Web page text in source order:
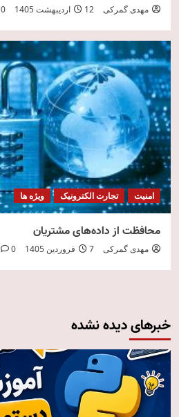
مهدی گمرکی 12 اردیبهشت 1405 0
امنیت تجارت الکترونیک ویژه ها
محافظت از داده‌های مشتریان
مهدی گمرکی 7 فروردین 1405 0
خبرهای دیده نشده